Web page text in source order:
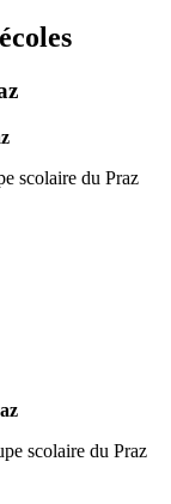
scolaire du Praz
scolaire du Praz